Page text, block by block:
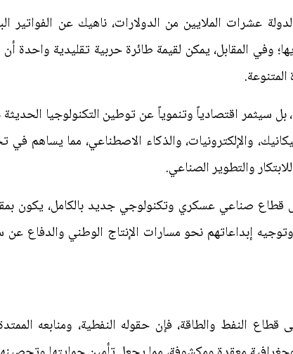
عشرات الملايين من الدولارات، ناهيك عن الفواتير
وفي المقابل، يمكن لقيمة طائرة حربية تقليدية واحدة
سيثمر اقتصادياً وتنموياً عن توطين التكنولوجيا
والإلكترونيات، والذكاء الاصطناعي، مما يساهم في
والتطوير الصناعي.
صناعي عسكري وتكنولوجي جديد بالكامل، يكون
إبداعاتهم نحو مسارات الإنتاج الوطني والدفاع عن
النفط والطاقة، فإن حقوله النفطية، ومنابعه